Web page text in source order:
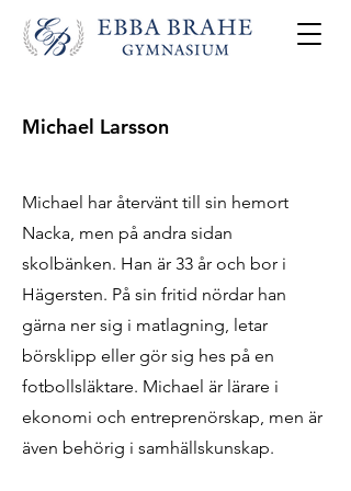
Michael Larsson
Michael har återvänt till sin hemort
Nacka, men på andra sidan
skolbänken. Han är 33 år och bor i
Hägersten. På sin fritid nördar han
gärna ner sig i matlagning, letar
börsklipp eller gör sig hes på en
fotbollsläktare. Michael är lärare i
ekonomi och entreprenörskap, men är
även behörig i samhällskunskap.